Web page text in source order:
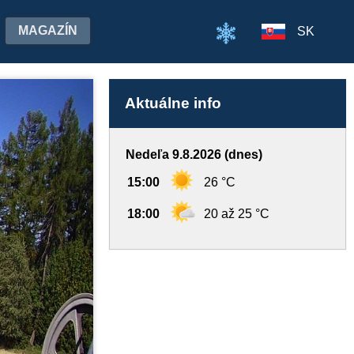
MAGAZÍN SK
Aktuálne info
Nedeľa 9.8.2026 (dnes)
15:00 26 °C
18:00 20 až 25 °C